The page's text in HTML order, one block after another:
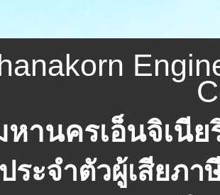
านครเอ็นจิเนี
ระจำตัวผู้เสียภา